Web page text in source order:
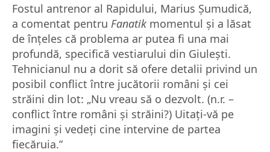
Fostul antrenor al Rapidului, Marius Șumudică,
a comentat pentru Fanatik momentul și a lăsat
de înțeles că problema ar putea fi una mai
profundă, specifică vestiarului din Giulești.
Tehnicianul nu a dorit să ofere detalii privind un
posibil conflict între jucătorii români și cei
străini din lot: „Nu vreau să o dezvolt. (n.r. –
conflict între români și străini?) Uitați-vă pe
imagini și vedeți cine intervine de partea
fiecăruia.”